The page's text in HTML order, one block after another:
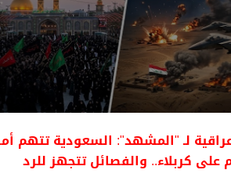
لـ "المشهد": السعودية تتهم
على كربلاء.. والفصائل تتجهز للرد